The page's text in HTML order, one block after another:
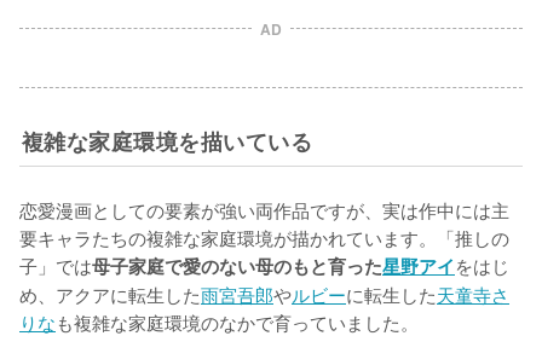
AD
複雑な家庭環境を描いている
恋愛漫画としての要素が強い両作品ですが、実は作中には主
要キャラたちの複雑な家庭環境が描かれています。「推しの
子」では母子家庭で愛のない母のもと育った星野アイをはじ
め、アクアに転生した雨宮吾郎やルビーに転生した天童寺さ
りなも複雑な家庭環境のなかで育っていました。